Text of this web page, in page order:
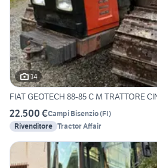
14
FIAT GEOTECH 88-85 C M TRATTORE
22.500 €Campi Bisenzio(FI)
Rivenditore Tractor Affair